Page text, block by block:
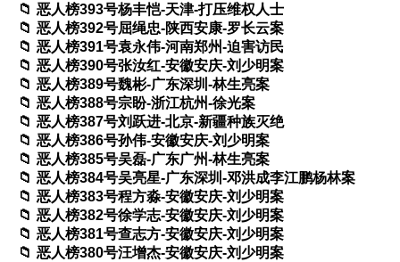
恶人榜393号杨丰恺-天津-打压维权人士
恶人榜392号屈绳忠-陕西安康-罗长云案
恶人榜391号袁永伟-河南郑州-迫害访民
恶人榜390号张汝红-安徽安庆-刘少明案
恶人榜389号魏彬-广东深圳-林生亮案
恶人榜388号宗盼-浙江杭州-徐光案
恶人榜387号刘跃进-北京-新疆种族灭绝
恶人榜386号孙伟-安徽安庆-刘少明案
恶人榜385号吴磊-广东广州-林生亮案
恶人榜384号吴亮星-广东深圳-邓洪成李江鹏杨林案
恶人榜383号程方淼-安徽安庆-刘少明案
恶人榜382号徐学志-安徽安庆-刘少明案
恶人榜381号查志方-安徽安庆-刘少明案
恶人榜380号汪增杰-安徽安庆-刘少明案